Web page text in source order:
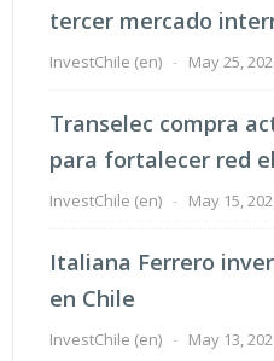
tercer mercado
InvestChile (en) - May 25,
Transelec compra
para fortalecer red
InvestChile (en) - May 15,
Italiana Ferrero
en Chile
InvestChile (en) - May 13,